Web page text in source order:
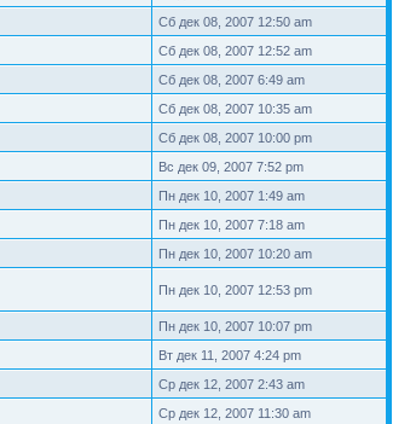
Сб дек 08, 2007 12:50 am
Сб дек 08, 2007 12:52 am
Сб дек 08, 2007 6:49 am
Сб дек 08, 2007 10:35 am
Сб дек 08, 2007 10:00 pm
Вс дек 09, 2007 7:52 pm
Пн дек 10, 2007 1:49 am
Пн дек 10, 2007 7:18 am
Пн дек 10, 2007 10:20 am
Пн дек 10, 2007 12:53 pm
Пн дек 10, 2007 10:07 pm
Вт дек 11, 2007 4:24 pm
Ср дек 12, 2007 2:43 am
Ср дек 12, 2007 11:30 am